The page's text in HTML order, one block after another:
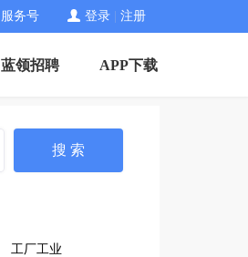
服务号 登录 注册
蓝领招聘 APP下载
搜 索
工厂工业